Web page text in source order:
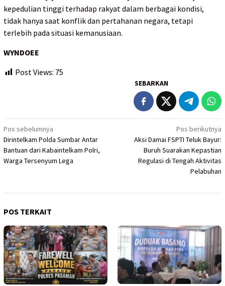
kepedulian tinggi terhadap rakyat dalam berbagai kondisi,
tidak hanya saat konflik dan pertahanan negara, tetapi
terlebih pada situasi kemanusiaan.
WYNDOEE
Post Views: 75
SEBARKAN
Navigasi
pos
Pos sebelumnya
Dirintelkam Polda Sumbar Antar
Bantuan dari Kabaintelkam Polri,
Warga Tersenyum Lega
Pos berikutnya
Aksi Damai FSPTI Teluk Bayur:
Buruh Suarakan Kepastian
Regulasi di Tengah Aktivitas
Pelabuhan
POS TERKAIT